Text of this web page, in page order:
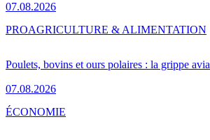
07.08.2026
Poulets, bovins et ours polaires : la grippe
07.08.2026
PROAGRICULTURE & ALIMENTATION
ÉCONOMIE